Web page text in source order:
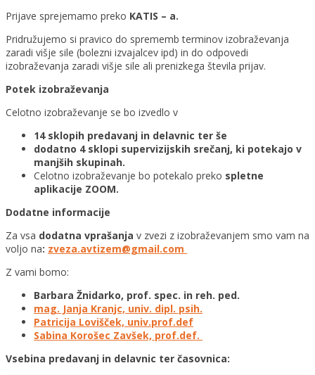
Prijave sprejemamo preko KATIS – a.
Pridružujemo si pravico do sprememb terminov izobraževanja
zaradi višje sile (bolezni izvajalcev ipd) in do odpovedi
izobraževanja zaradi višje sile ali prenizkega števila prijav.
Potek izobraževanja
Celotno izobraževanje se bo izvedlo v
14 sklopih predavanj in delavnic ter še
dodatno 4 sklopi supervizijskih srečanj, ki potekajo v
manjših skupinah.
Celotno izobraževanje bo potekalo preko spletne
aplikacije ZOOM.
Dodatne informacije
Za vsa dodatna vprašanja v zvezi z izobraževanjem smo vam na
voljo na: zveza.avtizem@gmail.com
Z vami bomo:
Barbara Žnidarko, prof. spec. in reh. ped.
mag. Janja Kranjc, univ. dipl. psih.
Patricija Lovišček, univ.prof.def
Sabina Korošec Zavšek, prof.def.
Vsebina predavanj in delavnic ter časovnica: